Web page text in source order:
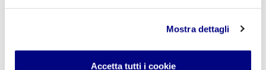
Mostra dettagli
Accetta tutti i cookie